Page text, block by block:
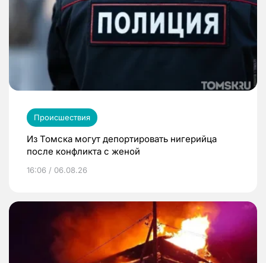
Происшествия
Из Томска могут депортировать нигерийца
после конфликта с женой
16:06 / 06.08.26